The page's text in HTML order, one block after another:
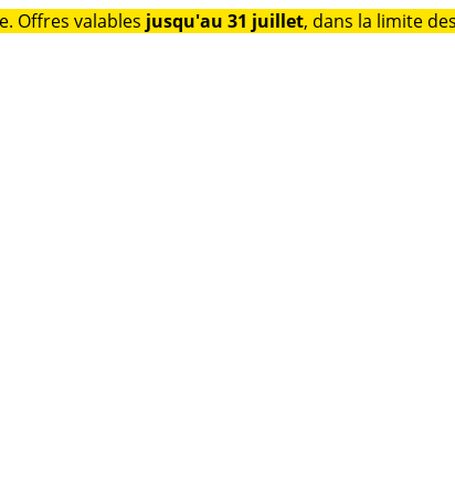
Offres valables jusqu'au 31 juillet, dans la limite